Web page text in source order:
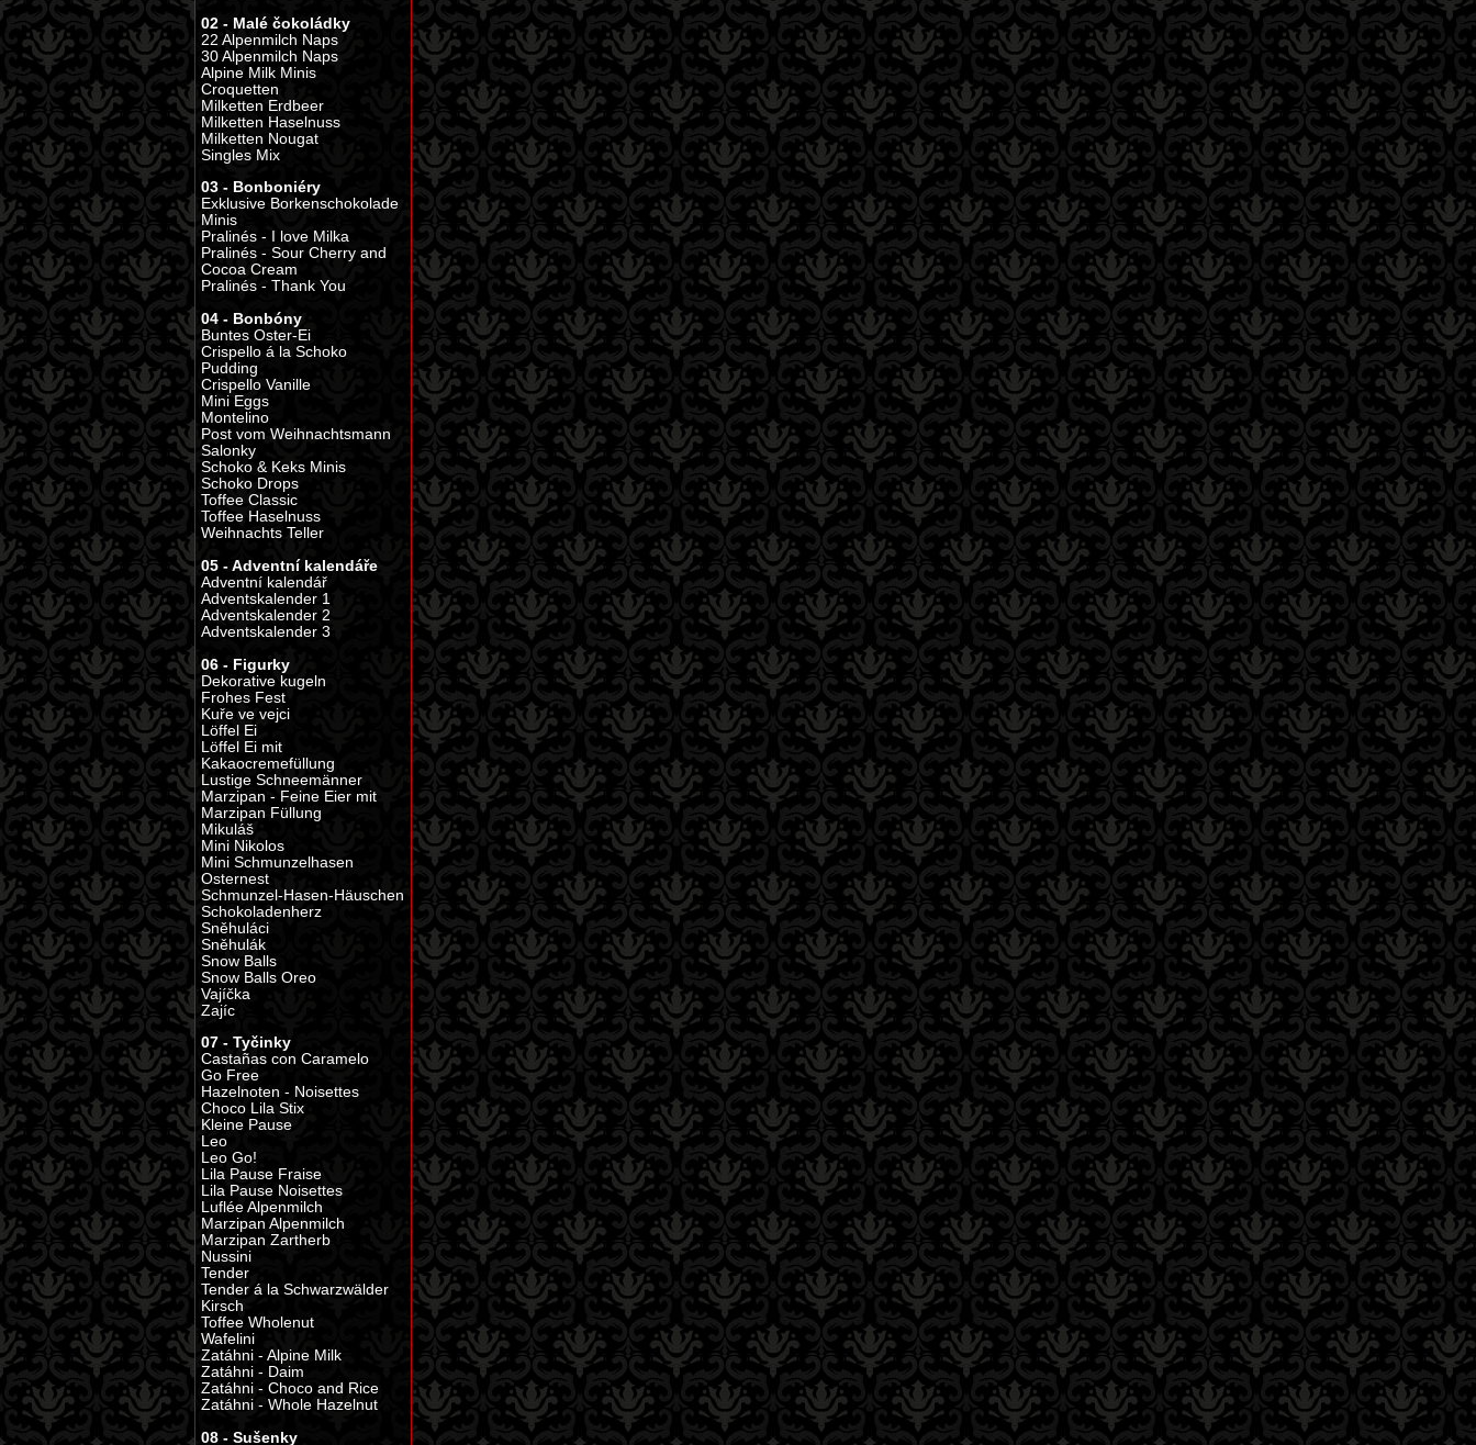
02 - Malé čokoládky
22 Alpenmilch Naps
30 Alpenmilch Naps
Alpine Milk Minis
Croquetten
Milketten Erdbeer
Milketten Haselnuss
Milketten Nougat
Singles Mix
03 - Bonboniéry
Exklusive Borkenschokolade
Minis
Pralinés - I love Milka
Pralinés - Sour Cherry and
Cocoa Cream
Pralinés - Thank You
04 - Bonbóny
Buntes Oster-Ei
Crispello á la Schoko
Pudding
Crispello Vanille
Mini Eggs
Montelino
Post vom Weihnachtsmann
Salonky
Schoko & Keks Minis
Schoko Drops
Toffee Classic
Toffee Haselnuss
Weihnachts Teller
05 - Adventní kalendáře
Adventní kalendář
Adventskalender 1
Adventskalender 2
Adventskalender 3
06 - Figurky
Dekorative kugeln
Frohes Fest
Kuře ve vejci
Löffel Ei
Löffel Ei mit
Kakaocremefüllung
Lustige Schneemänner
Marzipan - Feine Eier mit
Marzipan Füllung
Mikuláš
Mini Nikolos
Mini Schmunzelhasen
Osternest
Schmunzel-Hasen-Häuschen
Schokoladenherz
Sněhuláci
Sněhulák
Snow Balls
Snow Balls Oreo
Vajíčka
Zajíc
07 - Tyčinky
Castañas con Caramelo
Go Free
Hazelnoten - Noisettes
Choco Lila Stix
Kleine Pause
Leo
Leo Go!
Lila Pause Fraise
Lila Pause Noisettes
Luflée Alpenmilch
Marzipan Alpenmilch
Marzipan Zartherb
Nussini
Tender
Tender á la Schwarzwälder
Kirsch
Toffee Wholenut
Wafelini
Zatáhni - Alpine Milk
Zatáhni - Daim
Zatáhni - Choco and Rice
Zatáhni - Whole Hazelnut
08 - Sušenky